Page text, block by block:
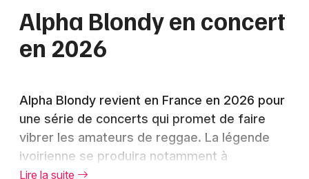
Activité & Expérience
Manifestations
Foires & salons
Bordeaux
Colmar
Lyon
Mulhouse
Alpha Blondy en concert
en 2026
Alpha Blondy revient en France en 2026 pour
une série de concerts qui promet de faire
vibrer les amateurs de reggae. La légende
ivoirienne se produira notamment à
Audincourt dans le cadre de sa tournée
Lire la suite
Quand ?
Aujourd'hui
Demain